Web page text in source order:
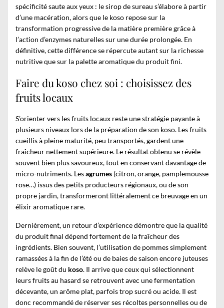
spécificité saute aux yeux : le sirop de sureau s’élabore à partir
d’une macération, alors que le koso repose sur la
transformation progressive de la matière première grâce à
l’action d’enzymes naturelles sur une durée prolongée. En
définitive, cette différence se répercute autant sur la richesse
nutritive que sur la palette aromatique du produit fini.
Faire du koso chez soi : choisissez des
fruits locaux
S’orienter vers les fruits locaux reste une stratégie payante à
plusieurs niveaux lors de la préparation de son koso. Les fruits
cueillis à pleine maturité, peu transportés, gardent une
fraîcheur nettement supérieure. Le résultat obtenu se révèle
souvent bien plus savoureux, tout en conservant davantage de
micro-nutriments. Lesagrumes (citron, orange, pamplemousse
rose…) issus des petits producteurs régionaux, ou de son
propre jardin, transformeront littéralement ce breuvage en un
élixir aromatique rare.
Dernièrement, un retour d’expérience démontre que la qualité
du produit final dépend fortement de la fraîcheur des
ingrédients. Bien souvent, l’utilisation de pommes simplement
ramassées à la fin de l’été ou de baies de saison encore juteuses
relève le goût du koso. Il arrive que ceux qui sélectionnent
leurs fruits au hasard se retrouvent avec une fermentation
décevante, un arôme plat, parfois trop sucré ou acide. Il est
donc recommandé de réserver ses récoltes personnelles ou de